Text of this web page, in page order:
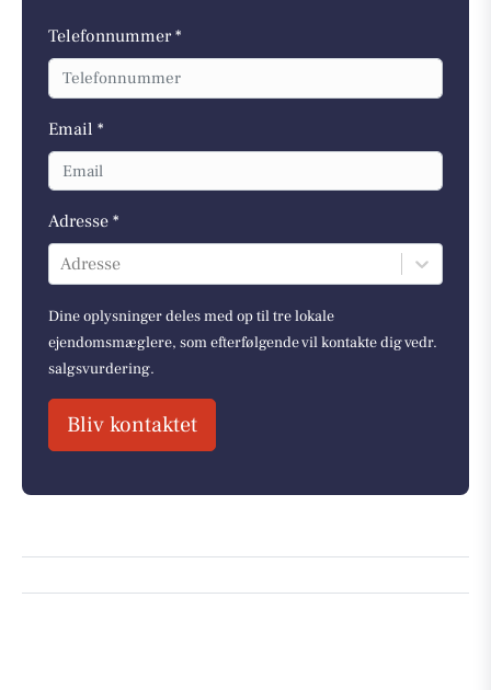
Telefonnummer *
Email *
Adresse *
Adresse
Dine oplysninger deles med op til tre lokale
ejendomsmæglere, som efterfølgende vil kontakte dig vedr.
salgsvurdering.
Bliv kontaktet